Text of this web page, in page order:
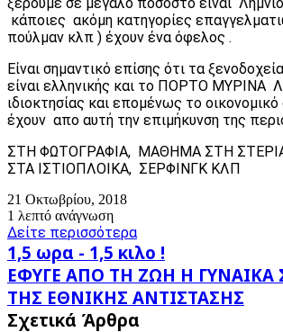
κάποιες ακόμη κατηγορίες
πούλμαν κλπ ) έχουν ένα όφελος .
Είναι σημαντικό επίσης ότι τα
είναι ελληνικής και το ΠΟΡΤΟ ΜΥΡΙΝΑ
ιδιοκτησίας και επομένως το
έχουν απο αυτή την επιμήκυνση της
ΣΤΗ ΦΩΤΟΓΡΑΦΙΑ, ΜΑΘΗΜΑ ΣΤΗ
ΣΤΑ ΙΣΤΙΟΠΛΟΙΚΑ, ΣΕΡΦΙΝΓΚ ΚΛΠ
21 Οκτωβρίου, 2018
1 λεπτό ανάγνωση
Δείτε περισσότερα
1,5
ωρα
-
1,5
κιλο
1,5 ωρα - 1,5 κιλο !
ΕΦΥΓΕ
ΑΠΟ
ΤΗ
ΖΩΗ
ΕΦΥΓΕ ΑΠΟ ΤΗ ΖΩΗ Η
ΤΗΣ ΕΘΝΙΚΗΣ ΑΝΤΙΣΤΑΣΗΣ
Σχετικά Άρθρα